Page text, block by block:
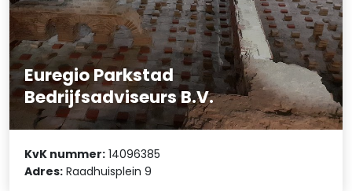
Euregio Parkstad
Bedrijfsadviseurs B.V.
KvK nummer: 14096385
Adres: Raadhuisplein 9